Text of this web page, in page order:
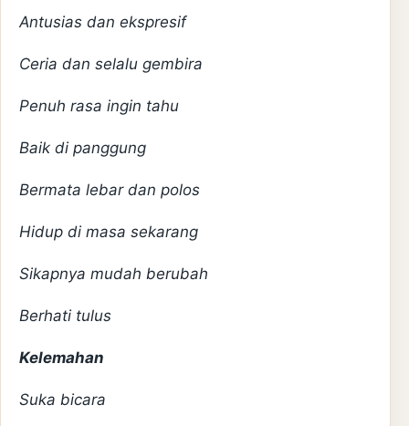
Antusias dan ekspresif
Ceria dan selalu gembira
Penuh rasa ingin tahu
Baik di panggung
Bermata lebar dan polos
Hidup di masa sekarang
Sikapnya mudah berubah
Berhati tulus
Kelemahan
Suka bicara